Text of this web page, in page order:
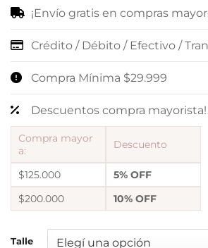
¡Envío gratis en compras
Crédito / Débito / Efectivo /
Compra Mínima $29.999
Descuentos compra mayorista!
Compra mayor
a:
Descuento
$125.000
5% OFF
$200.000
10% OFF
Talle